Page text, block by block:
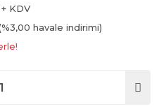
KDV
havale indirimi)